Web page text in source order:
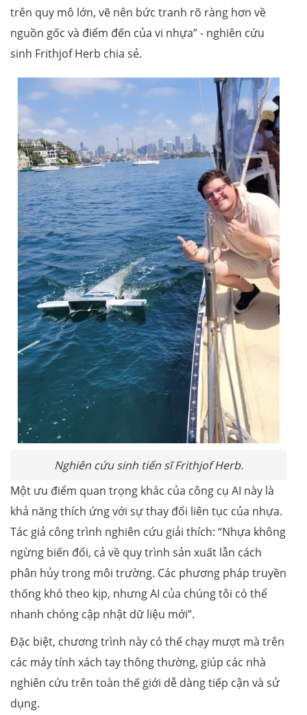
trên quy mô lớn, vẽ nên bức tranh rõ ràng hơn về
nguồn gốc và điểm đến của vi nhựa” - nghiên cứu
sinh Frithjof Herb chia sẻ.
Nghiên cứu sinh tiến sĩ Frithjof Herb.
Một ưu điểm quan trọng khác của công cụ AI này là
khả năng thích ứng với sự thay đổi liên tục của nhựa.
Tác giả công trình nghiên cứu giải thích: “Nhựa không
ngừng biến đổi, cả về quy trình sản xuất lẫn cách
phân hủy trong môi trường. Các phương pháp truyền
thống khó theo kịp, nhưng AI của chúng tôi có thể
nhanh chóng cập nhật dữ liệu mới”.
Đặc biệt, chương trình này có thể chạy mượt mà trên
các máy tính xách tay thông thường, giúp các nhà
nghiên cứu trên toàn thế giới dễ dàng tiếp cận và sử
dụng.